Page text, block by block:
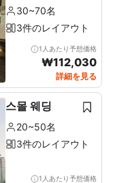
60席+ルーム1
0席)
30~70名
3件のレイアウト
1人あたり予想価格
₩112,030
詳細を見る
스몰 웨딩
20~50名
3件のレイアウト
1人あたり予想価格